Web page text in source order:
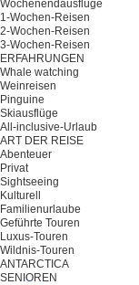
Wochenendausflüge
1-Wochen-Reisen
2-Wochen-Reisen
3-Wochen-Reisen
ERFAHRUNGEN
Whale watching
Weinreisen
Pinguine
Skiausflüge
All-inclusive-Urlaub
ART DER REISE
Abenteuer
Privat
Sightseeing
Kulturell
Familienurlaube
Geführte Touren
Luxus-Touren
Wildnis-Touren
ANTARCTICA
SENIOREN